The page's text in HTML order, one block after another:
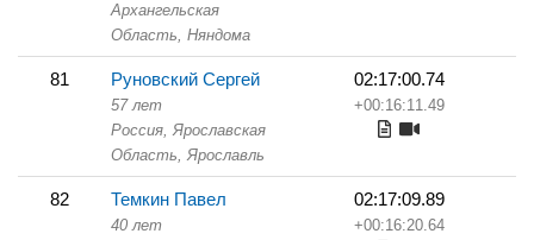
Архангельская
Область, Няндома
81 Руновский Сергей
57 лет
Россия, Ярославская
Область, Ярославль
02:17:00.74
+00:16:11.49
82 Темкин Павел
40 лет
02:17:09.89
+00:16:20.64